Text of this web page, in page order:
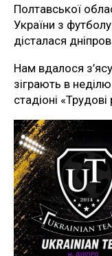
Полтавської
України з
дісталася
Нам вдалося
зіграють в
стадіоні